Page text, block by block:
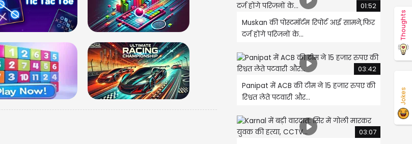
01:52
Muskan की पोस्टमॉर्टम रिपोर्ट आई सामने,फिर
दर्ज होंगे परिजनों के...
03:42
Panipat में ACB की टीम ने 15 हजार रुपए की
रिश्वत लेते पटवारी और...
03:07
Thoughts
Jokes